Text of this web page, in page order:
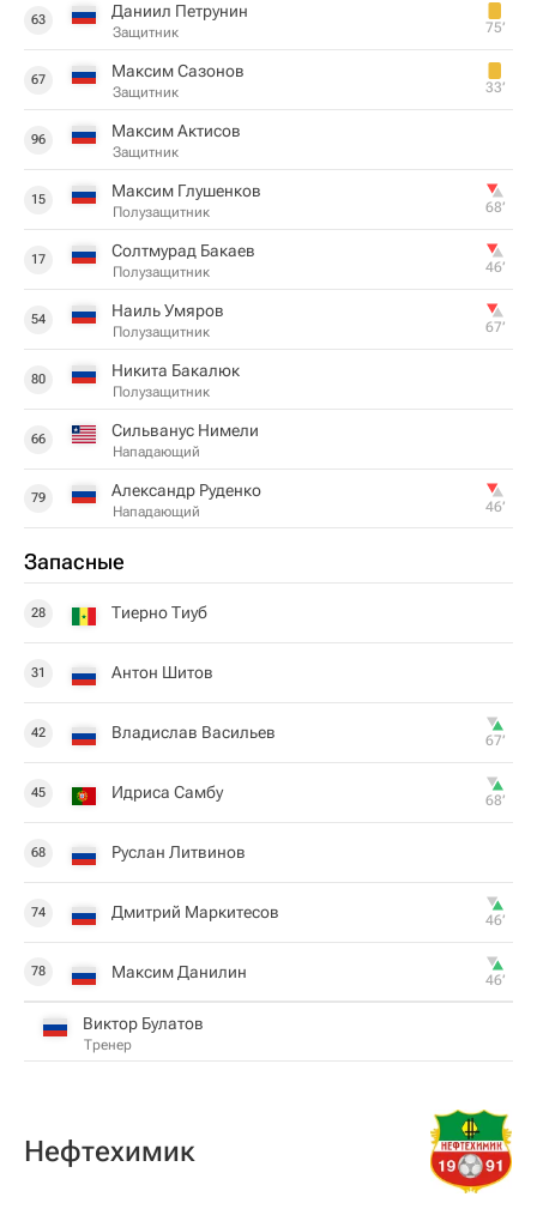
63 Даниил Петрунин
Защитник 75‎’‎
67 Максим Сазонов
Защитник 33‎’‎
96 Максим Актисов
Защитник
15 Максим Глушенков
Полузащитник 68‎’‎
17 Солтмурад Бакаев
Полузащитник 46‎’‎
54 Наиль Умяров
Полузащитник 67‎’‎
80 Никита Бакалюк
Полузащитник
66 Сильванус Нимели
Нападающий
79 Александр Руденко
Нападающий 46‎’‎
Запасные
28 Тиерно Тиуб
31 Антон Шитов
42 Владислав Васильев 67‎’‎
45 Идриса Самбу 68‎’‎
68 Руслан Литвинов
74 Дмитрий Маркитесов 46‎’‎
78 Максим Данилин 46‎’‎
Виктор Булатов
Тренер
Нефтехимик